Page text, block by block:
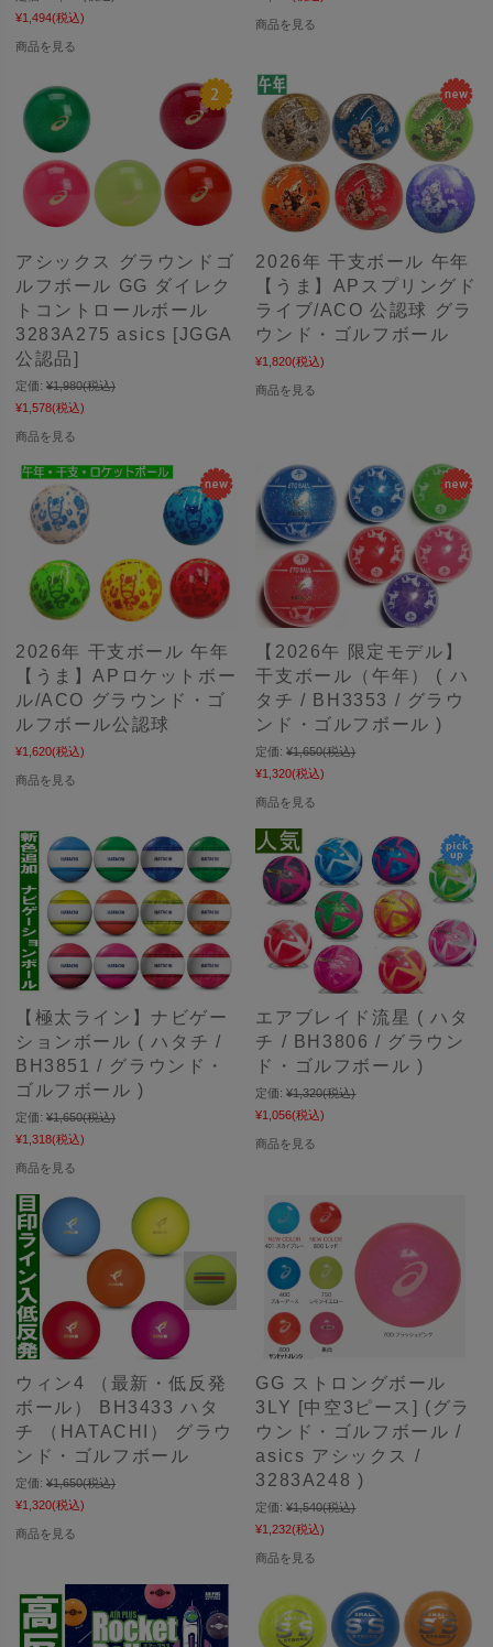
¥1,494(税込)
商品を見る
商品を見る
アシックス グラウンドゴ
ルフボール GG ダイレク
トコントロールボール
3283A275 asics [JGGA
公認品]
定価: ¥1,980(税込)
¥1,578(税込)
商品を見る
2026年 干支ボール 午年
【うま】APスプリングド
ライブ/ACO 公認球 グラ
ウンド・ゴルフボール
¥1,820(税込)
商品を見る
2026年 干支ボール 午年
【うま】APロケットボー
ル/ACO グラウンド・ゴ
ルフボール公認球
¥1,620(税込)
商品を見る
【2026午 限定モデル】
干支ボール（午年） ( ハ
タチ / BH3353 / グラウ
ンド・ゴルフボール )
定価: ¥1,650(税込)
¥1,320(税込)
商品を見る
【極太ライン】ナビゲー
ションボール ( ハタチ /
BH3851 / グラウンド・
ゴルフボール )
定価: ¥1,650(税込)
¥1,318(税込)
商品を見る
エアブレイド流星 ( ハタ
チ / BH3806 / グラウン
ド・ゴルフボール )
定価: ¥1,320(税込)
¥1,056(税込)
商品を見る
ウィン4 （最新・低反発
ボール） BH3433 ハタ
チ （HATACHI） グラウ
ンド・ゴルフボール
定価: ¥1,650(税込)
¥1,320(税込)
商品を見る
GG ストロングボール
3LY [中空3ピース] (グラ
ウンド・ゴルフボール /
asics アシックス /
3283A248 )
定価: ¥1,540(税込)
¥1,232(税込)
商品を見る